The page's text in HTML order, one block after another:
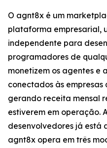
O agnt8x é um
plataforma empresarial,
independente para
programadores de
monetizem os agentes e
conectados às empresas
gerando receita mensal
estiverem em operação.
desenvolvedores já está
agnt8x opera em três